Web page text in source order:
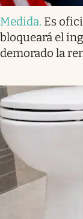
Medida. Es
bloqueará el
demorado la